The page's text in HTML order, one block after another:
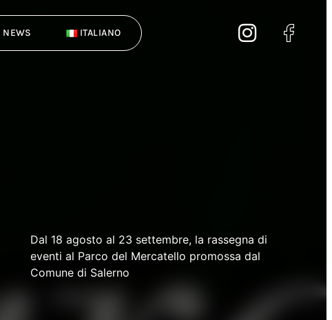
NEWS ITALIANO
Dal 18 agosto al 23 settembre, la rassegna di
eventi al Parco del Mercatello promossa dal
Comune di Salerno